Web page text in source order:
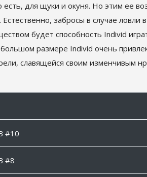
для щуки и окуня. Но этим ее
забросы в случае ловли
будет способность Individ
размере Individ очень
славящейся своим изменчивым
#10
#8